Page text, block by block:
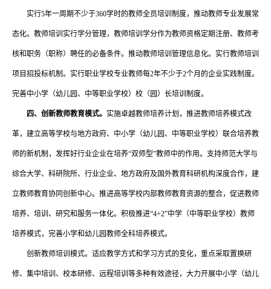
实行5年一周期不少于360学时的教师全员培训制度，推动教师专业发展常
态化。教师培训实行学分管理，教师培训学分作为教师资格定期注册、教师考
核和职务（职称）聘任的必备条件。推动教师培训管理信息化。实行教师培训
项目招投标机制。实行职业学校专业教师每2年不少于2个月的企业实践制度。
完善中小学（幼儿园、中等职业学校）校（园）长培训制度。
四、创新教师教育模式。 实施卓越教师培养计划，推进教师培养模式改
革，建立高等学校与地方政府、中小学（幼儿园、中等职业学校）联合培养教
师的新机制，发挥好行业企业在培养“双师型”教师中的作用。支持师范大学与
综合大学、科研院所、行业企业、地方政府及国外教育科研机构深度合作，建
立教师教育协同创新中心。推进高等学校内部教师教育资源的整合，促进教师
培养、培训、研究和服务一体化。积极推进“4+2”中学（中等职业学校）教师
培养模式，完善小学和幼儿园教师全科培养模式。
创新教师培训模式。适应教学方式和学习方式的变化，重点采取置换研
修、集中培训、校本研修、远程培训等多种有效途径，大力开展中小学（幼儿